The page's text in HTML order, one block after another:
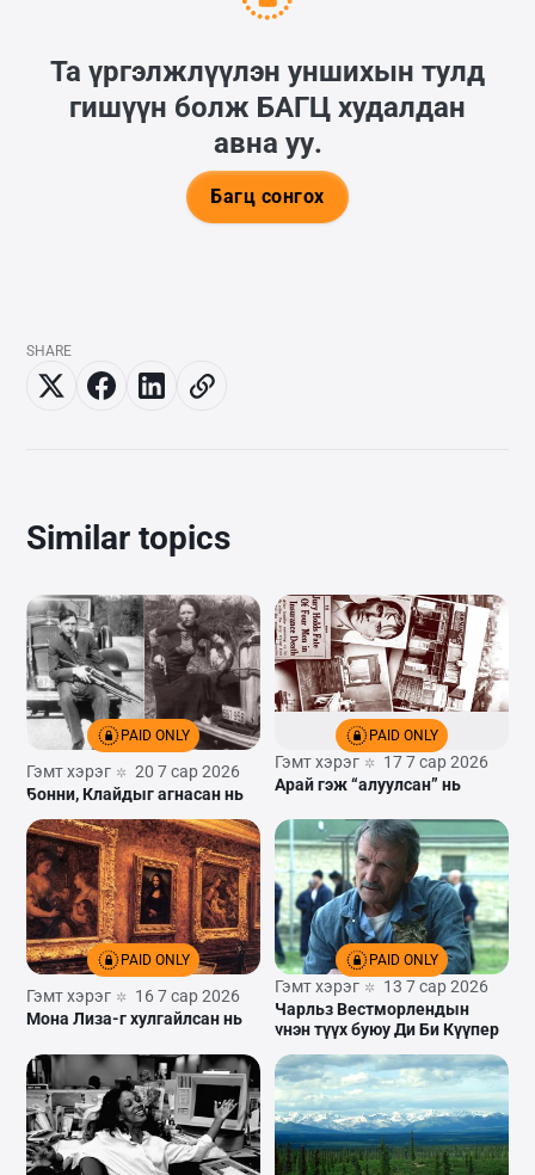
Та үргэлжлүүлэн уншихын тулд
гишүүн болж БАГЦ худалдан
авна уу.
Багц сонгох
SHARE
Similar topics
PAID ONLY
Гэмт хэрэг
20 7 сар 2026
Бонни, Клайдыг агнасан нь
PAID ONLY
Гэмт хэрэг
17 7 сар 2026
Арай гэж “алуулсан” нь
PAID ONLY
Гэмт хэрэг
16 7 сар 2026
Мона Лиза-г хулгайлсан нь
PAID ONLY
Гэмт хэрэг
13 7 сар 2026
Чарльз Вестморлендын
үнэн түүх буюу Ди Би Күүпер